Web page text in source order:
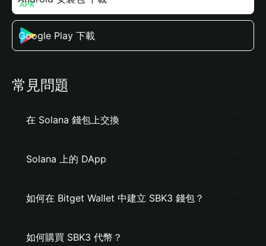
Google Play 下載
常見問題
在 Solana 錢包上交換
Solana 上的 DApp
如何在 Bitget Wallet 中建立 SBK3 錢包？
如何購買 SBK3 代幣？